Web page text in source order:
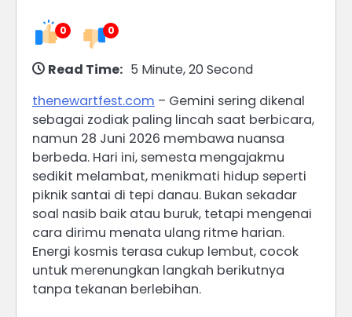
0 0
Read Time: 5 Minute, 20 Second
thenewartfest.com – Gemini sering dikenal
sebagai zodiak paling lincah saat berbicara,
namun 28 Juni 2026 membawa nuansa
berbeda. Hari ini, semesta mengajakmu
sedikit melambat, menikmati hidup seperti
piknik santai di tepi danau. Bukan sekadar
soal nasib baik atau buruk, tetapi mengenai
cara dirimu menata ulang ritme harian.
Energi kosmis terasa cukup lembut, cocok
untuk merenungkan langkah berikutnya
tanpa tekanan berlebihan.